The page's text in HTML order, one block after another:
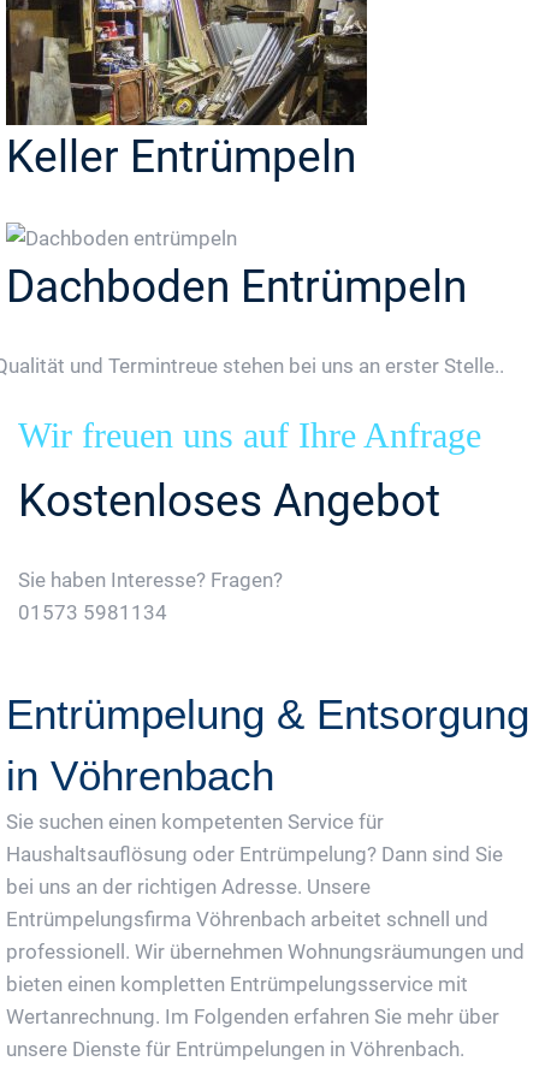
Keller Entrümpeln
Dachboden Entrümpeln
und Termintreue stehen bei uns an erster Stelle..
Wir freuen uns auf Ihre Anfrage
Kostenloses Angebot
Sie haben Interesse? Fragen?
01573 5981134
Entrümpelung & Entsorgung
in Vöhrenbach
Sie suchen einen kompetenten Service für
Haushaltsauflösung oder Entrümpelung? Dann sind Sie
bei uns an der richtigen Adresse. Unsere
Entrümpelungsfirma Vöhrenbach arbeitet schnell und
professionell. Wir übernehmen Wohnungsräumungen und
bieten einen kompletten Entrümpelungsservice mit
Wertanrechnung. Im Folgenden erfahren Sie mehr über
unsere Dienste für Entrümpelungen in Vöhrenbach.